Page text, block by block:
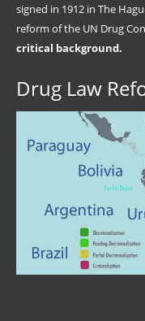
signed in 1912 in The
reform of the UN Drug
critical background.
Drug Law